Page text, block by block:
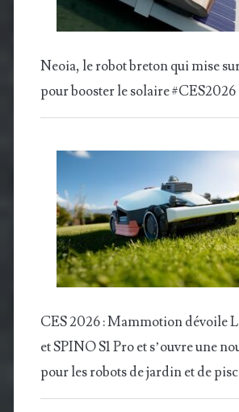
Neoia, le robot breton qui mise
pour booster le solaire #CES2026
CES 2026 : Mammotion dévoile
et SPINO S1 Pro et s’ouvre une
pour les robots de jardin et de